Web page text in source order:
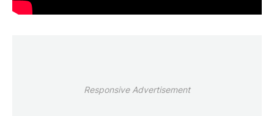
Responsive Advertisement